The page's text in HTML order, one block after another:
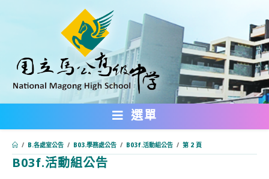
內
選單
B03f.活動組公告
/ B.各處室公告 / B03.學務處公告 / B03f.活動組公告 / 第 2 頁